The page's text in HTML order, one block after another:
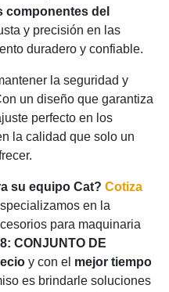
componentes del
y precisión en las
duradero y confiable.
la seguridad y
un diseño que garantiza
perfecto en los
la calidad que solo un
su equipo Cat? Cotiza
en la
para maquinaria
CONJUNTO DE
y con el mejor tiempo
es brindarle soluciones